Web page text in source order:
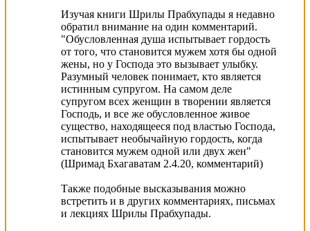
Изучая книги Шрилы Прабхупады я недавно
обратил внимание на один комментарий.
"Обусловленная душа испытывает гордость
от того, что становится мужем хотя бы одной
жены, но у Господа это вызывает улыбку.
Разумный человек понимает, кто является
истинным супругом. На самом деле
супругом всех женщин в творении является
Господь, и все же обусловленное живое
существо, находящееся под властью Господа,
испытывает необычайную гордость, когда
становится мужем одной или двух жен"
(Шримад Бхагаватам 2.4.20, комментарий)
Также подобные высказывания можно
встретить и в других комментариях, письмах
и лекциях Шрилы Прабхупады.